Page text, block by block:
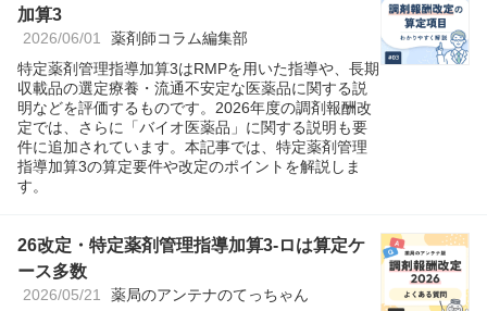
加算3
2026/06/01 薬剤師コラム編集部
特定薬剤管理指導加算3はRMPを用いた指導や、長期
収載品の選定療養・流通不安定な医薬品に関する説
明などを評価するものです。2026年度の調剤報酬改
定では、さらに「バイオ医薬品」に関する説明も要
件に追加されています。本記事では、特定薬剤管理
指導加算3の算定要件や改定のポイントを解説しま
す。
26改定・特定薬剤管理指導加算3-ロは算定ケ
ース多数
2026/05/21 薬局のアンテナのてっちゃん